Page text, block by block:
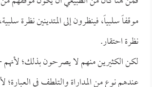
موقفاً سلبياً، فينظرون إلى المتدينين نظرة
نظرة احتقار.
لكن الكثيرين منهم لا يصرحون بذلك؛
عندهم نوع من المداراة والتلطف في العبارة؛